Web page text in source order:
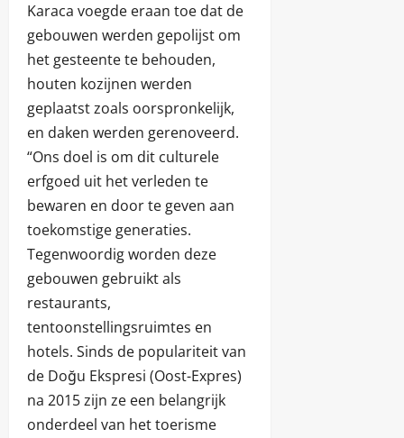
Karaca voegde eraan toe dat de
gebouwen werden gepolijst om
het gesteente te behouden,
houten kozijnen werden
geplaatst zoals oorspronkelijk,
en daken werden gerenoveerd.
“Ons doel is om dit culturele
erfgoed uit het verleden te
bewaren en door te geven aan
toekomstige generaties.
Tegenwoordig worden deze
gebouwen gebruikt als
restaurants,
tentoonstellingsruimtes en
hotels. Sinds de populariteit van
de Doğu Ekspresi (Oost-Expres)
na 2015 zijn ze een belangrijk
onderdeel van het toerisme